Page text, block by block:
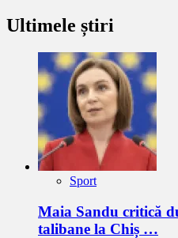
Ultimele știri
Sport
Maia Sandu critică
talibane la Chiș …